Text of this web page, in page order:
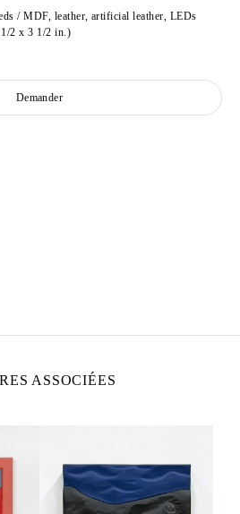
/ MDF, leather, artificial leather, LEDs
2 x 3 1/2 in.)
Demander
ASSOCIÉES